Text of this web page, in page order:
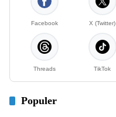
Facebook X (Twitter)
Threads TikTok
Populer